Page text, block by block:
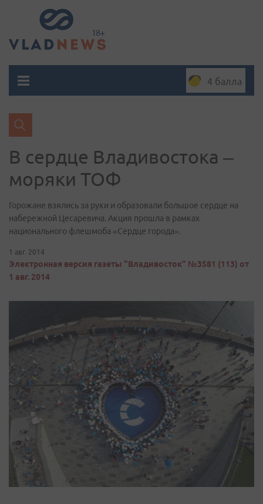
4 балла
В сердце Владивостока –
моряки ТОФ
Горожане взялись за руки и образовали большое сердце на
набережной Цесаревича. Акция прошла в рамках
национального флешмоба «Сердце города».
1 авг. 2014
Электронная версия газеты "Владивосток" №3581 (113) от
1 авг. 2014